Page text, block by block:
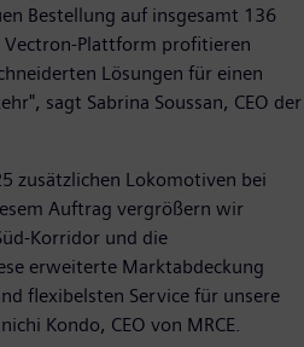
Bestellung auf insgesamt 136
Plattform profitieren
Lösungen für einen
sagt Sabrina Soussan, CEO der
zusätzlichen Lokomotiven bei
Auftrag vergrößern wir
Korridor und die
erweiterte Marktabdeckung
flexibelsten Service für unsere
Kondo, CEO von MRCE.